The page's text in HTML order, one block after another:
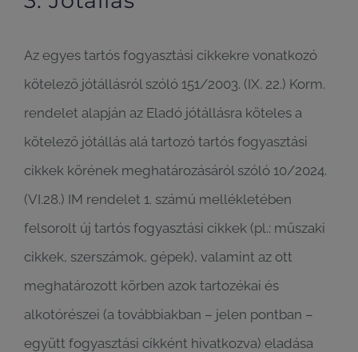
Az egyes tartós fogyasztási cikkekre vonatkozó
kötelező jótállásról szóló 151/2003. (IX. 22.) Korm.
rendelet alapján az Eladó jótállásra köteles a
kötelező jótállás alá tartozó tartós fogyasztási
cikkek körének meghatározásáról szóló 10/2024.
(VI.28.) IM rendelet 1. számú mellékletében
felsorolt új tartós fogyasztási cikkek (pl.: műszaki
cikkek, szerszámok, gépek), valamint az ott
meghatározott körben azok tartozékai és
alkotórészei (a továbbiakban – jelen pontban –
együtt fogyasztási cikként hivatkozva) eladása